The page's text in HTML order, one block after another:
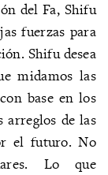
del Fa, Shifu
fuerzas para
Shifu desea
midamos las
base en los
arreglos de las
el futuro. No
Lo que